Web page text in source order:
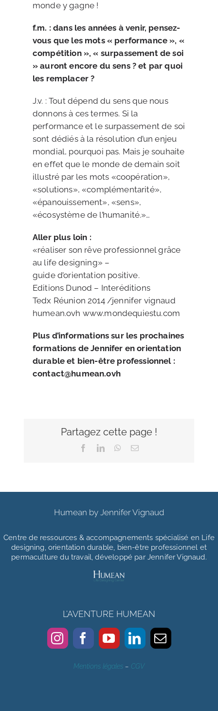
monde y gagne !
f.m. : dans les années à venir, pensez-
vous que les mots « performance », «
compétition », « surpassement de soi
» auront encore du sens ? et par quoi
les remplacer ?
J.v. : Tout dépend du sens que nous
donnons à ces termes. Si la
performance et le surpassement de soi
sont dédiés à la résolution d’un enjeu
mondial, pourquoi pas. Mais je souhaite
en effet que le monde de demain soit
illustré par les mots «coopération»,
«solutions», «complémentarité»,
«épanouissement», «sens»,
«écosystème de l’humanité.»…
Aller plus loin :
«réaliser son rêve professionnel grâce
au life designing» –
guide d’orientation positive.
Editions Dunod – Interéditions
Tedx Réunion 2014 /jennifer vignaud
humean.ovh www.mondequiestu.com
Plus d’informations sur les prochaines
formations de Jennifer en orientation
durable et bien-être professionnel :
contact@humean.ovh
Partagez cette page !
FacebookLinkedInWhatsApp
Email
Humean by Jennifer Vignaud
Centre de ressources & accompagnements spécialisé en Life
designing, orientation durable, bien-être professionnel et
permaculture du travail, développé par Jennifer Vignaud.
L’AVENTURE HUMEAN
Mentions légales – CGV